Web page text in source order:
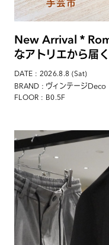
New Arrival＊
なアトリエから届
DATE : 2026.8.8 (Sat)
BRAND : ヴィンテージDeco
FLOOR : B0.5F